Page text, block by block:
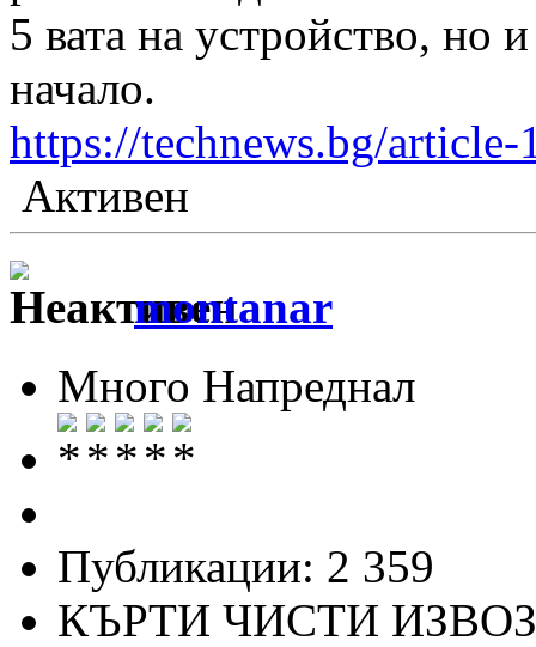
5 вата на устройство, но
начало.
https://technews.bg/
Активен
montanar
Много Напреднал
Публикации: 2 359
КЪРТИ ЧИСТИ